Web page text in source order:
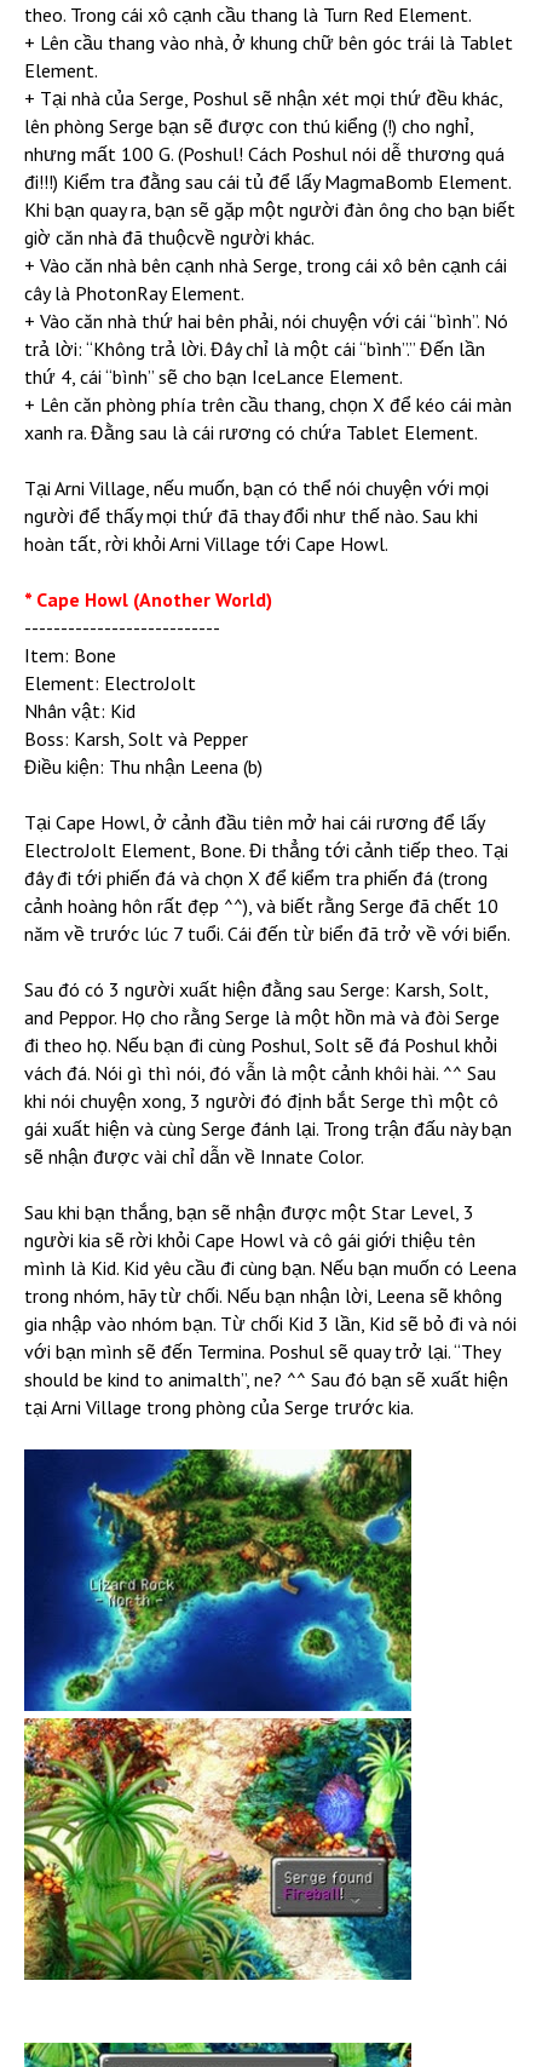
theo. Trong cái xô cạnh cầu thang là Turn Red Element.
+ Lên cầu thang vào nhà, ở khung chữ bên góc trái là Tablet
Element.
+ Tại nhà của Serge, Poshul sẽ nhận xét mọi thứ đều khác,
lên phòng Serge bạn sẽ được con thú kiểng (!) cho nghỉ,
nhưng mất 100 G. (Poshul! Cách Poshul nói dễ thương quá
đi!!!) Kiểm tra đằng sau cái tủ để lấy MagmaBomb Element.
Khi bạn quay ra, bạn sẽ gặp một người đàn ông cho bạn biết
giờ căn nhà đã thuộcvề người khác.
+ Vào căn nhà bên cạnh nhà Serge, trong cái xô bên cạnh cái
cây là PhotonRay Element.
+ Vào căn nhà thứ hai bên phải, nói chuyện với cái “bình”. Nó
trả lời: “Không trả lời. Đây chỉ là một cái “bình”.” Đến lần
thứ 4, cái “bình” sẽ cho bạn IceLance Element.
+ Lên căn phòng phía trên cầu thang, chọn X để kéo cái màn
xanh ra. Đằng sau là cái rương có chứa Tablet Element.
Tại Arni Village, nếu muốn, bạn có thể nói chuyện với mọi
người để thấy mọi thứ đã thay đổi như thế nào. Sau khi
hoàn tất, rời khỏi Arni Village tới Cape Howl.
* Cape Howl (Another World)
---------------------------
Item: Bone
Element: ElectroJolt
Nhân vật: Kid
Boss: Karsh, Solt và Pepper
Điều kiện: Thu nhận Leena (b)
Tại Cape Howl, ở cảnh đầu tiên mở hai cái rương để lấy
ElectroJolt Element, Bone. Đi thẳng tới cảnh tiếp theo. Tại
đây đi tới phiến đá và chọn X để kiểm tra phiến đá (trong
cảnh hoàng hôn rất đẹp ^^), và biết rằng Serge đã chết 10
năm về trước lúc 7 tuổi. Cái đến từ biển đã trở về với biển.
Sau đó có 3 người xuất hiện đằng sau Serge: Karsh, Solt,
and Peppor. Họ cho rằng Serge là một hồn mà và đòi Serge
đi theo họ. Nếu bạn đi cùng Poshul, Solt sẽ đá Poshul khỏi
vách đá. Nói gì thì nói, đó vẫn là một cảnh khôi hài. ^^ Sau
khi nói chuyện xong, 3 người đó định bắt Serge thì một cô
gái xuất hiện và cùng Serge đánh lại. Trong trận đấu này bạn
sẽ nhận được vài chỉ dẫn về Innate Color.
Sau khi bạn thắng, bạn sẽ nhận được một Star Level, 3
người kia sẽ rời khỏi Cape Howl và cô gái giới thiệu tên
mình là Kid. Kid yêu cầu đi cùng bạn. Nếu bạn muốn có Leena
trong nhóm, hãy từ chối. Nếu bạn nhận lời, Leena sẽ không
gia nhập vào nhóm bạn. Từ chối Kid 3 lần, Kid sẽ bỏ đi và nói
với bạn mình sẽ đến Termina. Poshul sẽ quay trở lại. “They
should be kind to animalth”, ne? ^^ Sau đó bạn sẽ xuất hiện
tại Arni Village trong phòng của Serge trước kia.